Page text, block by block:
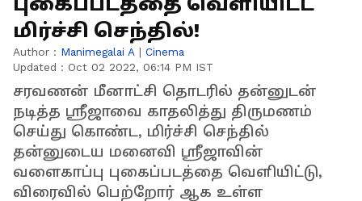
மிர்ச்சி செந்தில்!
Author : Manimegalai A | Cinema
Updated : Oct 02 2022, 06:14 PM IST
சரவணன் மீனாட்சி தொடரில் தன்னுடன்
நடித்த ஸ்ரீஜாவை காதலித்து திருமணம்
செய்து கொண்ட, மிர்ச்சி செந்தில்
தன்னுடைய மனைவி ஸ்ரீஜாவின்
வளைகாப்பு புகைப்படத்தை வெளியிட்டு,
விரைவில் பெற்றோர் ஆக உள்ள